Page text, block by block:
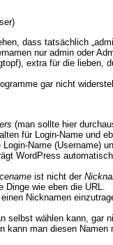
dass tatsächlich
nur admin oder
extra für die lieben,
gar nicht
(man sollte hier
für Login-Name und
Name (Username)
WordPress
ist nicht der
wie eben die URL.
Nicknamen
selbst wählen kann, gar
kann man diesen